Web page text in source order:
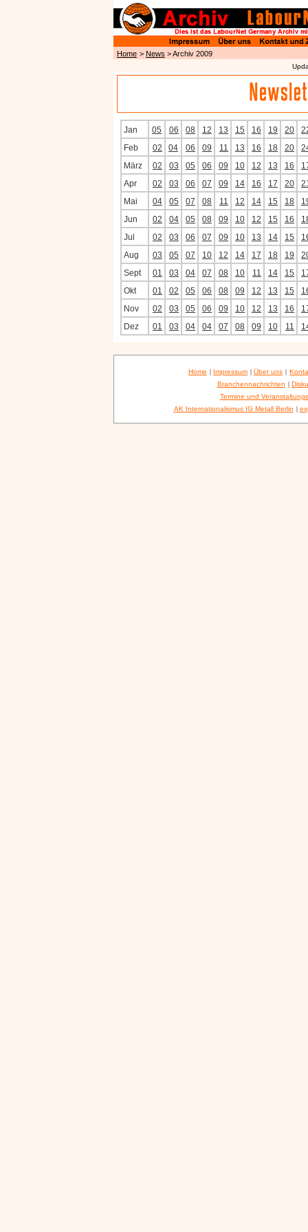
Home > News > Archiv 2009
Jan 05 06 08 12 13 15 16 19 20
Feb
02 04 06 09 11 13 16 18 20
März
02 03 05 06 09 10 12 13 16
Apr
02 03 06 07 09 14 16 17 20
Mai
04 05 07 08 11 12 14 15 18
Jun
02 04 05 08 09 10 12 15 16
Jul
02 03 06 07 09 10 13 14 15
Aug
03 05 07 10 12 14 17 18 19
Sept
01 03 04 07 08 10 11 14 15
Okt
01 02 05 06 08 09 12 13 15
Nov
02 03 05 06 09 10 12 13 16
Dez
01 03 04 04 07 08 09 10 11
Home | Impressum | Über uns |
Branchennachrichten |
Termine und
AK Internationalismus IG Metall Berlin |